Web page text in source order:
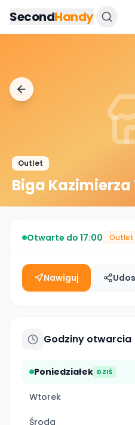
SecondHandy
Outlet
Biga
Otwarte do 17:00 Outlet
Nawiguj
Godziny otwarcia
Poniedziałek DZIŚ
Wtorek
Środa